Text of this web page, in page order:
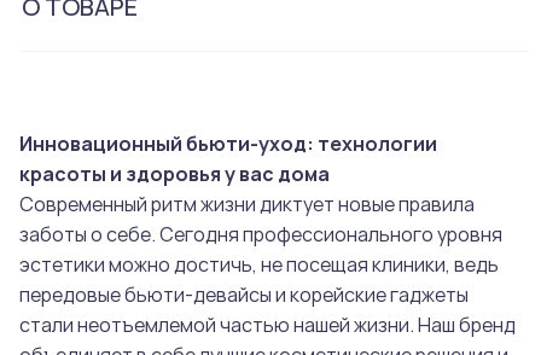
О ТОВАРЕ
Инновационный бьюти-уход: технологии
красоты и здоровья у вас дома
Современный ритм жизни диктует новые правила
заботы о себе. Сегодня профессионального уровня
эстетики можно достичь, не посещая клиники, ведь
передовые бьюти-девайсы и корейские гаджеты
стали неотъемлемой частью нашей жизни. Наш бренд